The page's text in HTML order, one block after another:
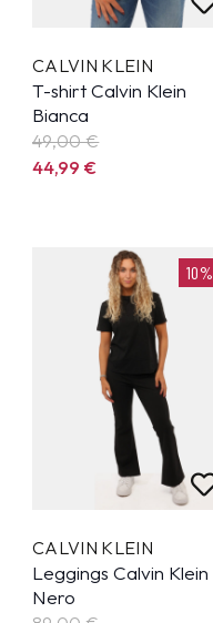
CALVIN KLEIN
T-shirt Calvin Klein
Bianca
49,00 €
44,99€
10%
CALVIN KLEIN
Leggings Calvin Klein
Nero